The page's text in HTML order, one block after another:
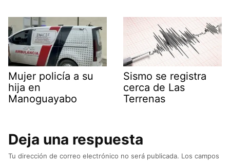
Mujer policía a su
hija en
Manoguayabo
Sismo se registra
cerca de Las
Terrenas
Deja una respuesta
Tu dirección de correo electrónico no será publicada. Los campos